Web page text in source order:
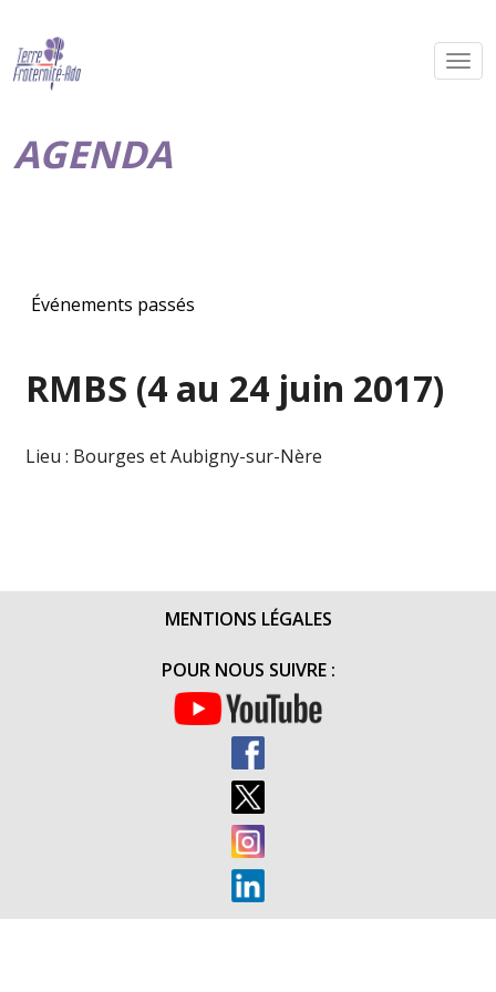
AGENDA
Événements passés
RMBS (4 au 24 juin 2017)
Lieu : Bourges et Aubigny-sur-Nère
MENTIONS LÉGALES
POUR NOUS SUIVRE :